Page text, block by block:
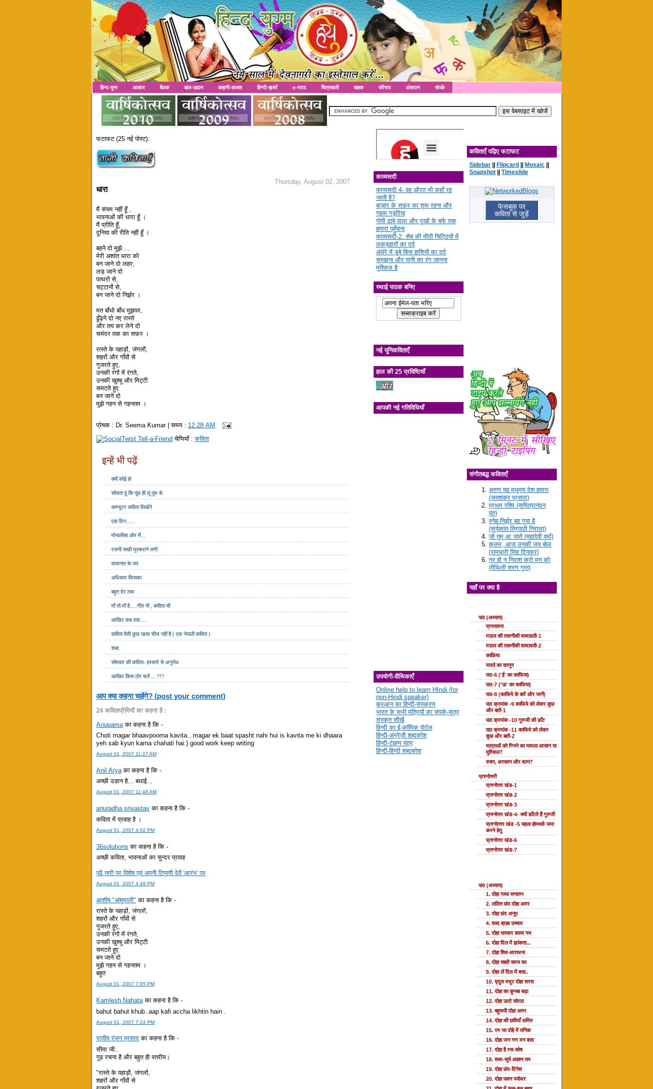
हिन्द-युग्म आवाज बैठक बाल-उद्यान कहानी-कलश हिन्दी-ख़बरें e-मदद चित्रावली वाहक परिचय अंशदान संपर्क
फटाफट (25 नई पोस्ट):
Thursday, August 02, 2007
धारा
मैं संयम नहीं हूँ ,
भावनाओं की धारा हूँ ।
मैं प्रीति हूँ,
दुनिया की रीति नहीं हूँ ।
बहने दो मुझे …
मेरी अशांत धारा को
बन जाने दो लहर;
लड़ जाने दो
पत्थरों से,
चट्टानों से,
बन जाने दो निर्झर ।
मत बाँधो बाँध मुझपर,
ढूँढ़ने दो नए रास्ते
और तय कर लेने दो
समंदर तक का सफ़र ।
रास्ते के पहाड़ों, जंगलों,
शहरों और गाँवों से
गुजरते हुए,
उनकी रंगों में रंगते,
उनकी खुश्बू और मिट्टी
समटते हुए
बन जाने दो
मुझे गहन से गहनतम ।
प्रेषक : Dr. Seema Kumar | समय : 12:28 AM
चेप्पियाँ :कविता
इन्हें भी पढ़ें
क्यों कोई हो
सोचता हूं कि पूछ ही लूं तुम से
कम्प्यूटर कविता लिखेंगे
एक दिन......
मोनालीसा और मैं...
रजनी सखी मुस्कराने लगी
कायनात के पार
अधिकार किसका
बहुत देर तक
माँ तो माँ है.....गीत भी , कविता भी
आखिर कब तक.....
कविता वैसी कुछ खास चीज नहीं है ( एक नेपाली कविता )
शब्द
सोमवार की कविता- हरकारे से अनुरोध
आखिर किस ठोर चलें ... ???
आप क्या कहना चाहेंगे? (post your comment)
24 कविताप्रेमियों का कहना है :
Anupama का कहना है कि -
Choti magar bhaavpoorna kavita...magar ek baat spasht nahi hui is kavita me ki dhaara
yeh sab kyun karna chahati hai:) good work keep writing
August 01, 2007 11:27 AM
Anil Arya का कहना है कि -
अच्छी उडान है... बधाई...
August 01, 2007 11:48 AM
anuradha srivastav का कहना है कि -
कविता में प्रवाह है ।
August 01, 2007 4:02 PM
36solutions का कहना है कि -
अच्‍छी कविता, भावनाओं का सुन्‍दर प्रवाह
पढें नारी पर विशेष एवं अपनी टिप्‍पणी देवें 'आरंभ' पर
August 01, 2007 4:49 PM
आशीष "अंशुमाली" का कहना है कि -
रास्ते के पहाड़ों, जंगलों,
शहरों और गाँवों से
गुजरते हुए,
उनकी रंगों में रंगते,
उनकी खुश्बू और मिट्टी
समटते हुए
बन जाने दो
मुझे गहन से गहनतम ।
बहुत
August 01, 2007 7:05 PM
Kamlesh Nahataका कहना है कि -
bahut bahut khub..aap kafi accha likhtin hain .
August 01, 2007 7:24 PM
राजीव रंजन प्रसाद का कहना है कि -
सीमा जी..
गूढ रचना है और बहुत ही स्तरीय।
"रास्ते के पहाड़ों, जंगलों,
शहरों और गाँवों से
काव्यसदी
काव्यसदी 4- वह औरत भी कहाँ रह
जाती है?
बाज़ार के सफ़र का शुरू रहना और
गहरू गड़रिया
गोपी ढाबे वाला और दुखों के बर्फ तक
हमारा पहुँचना
काव्यसदी-2: सेब की मीठी चिट्ठियों में
लकड़हारों का दर्द
अंधेरे में डूबे बिना हाशियों का दर्द
समझना और पानी का रंग जानना
मुश्किल है
स्थाई पाठक बनिए
नई यूनिकविताएँ
हाल की 25 प्रविष्टियाँ
आपकी नई गतिविधियाँ
उपयोगी-वीथिकाएँ
Online help to learn HIndi (for
non-Hindi speaker)
कुरआन का हिन्दी-संस्करण
भारत के सभी मंत्रियों का संपर्क-सूत्र
संस्कृत सीखें
हिन्दी का ई-कॉमिक पोर्टल
हिन्दी-अंग्रेज़ी शब्दकोश
हिन्दी-टंकण यंत्र
हिन्दी-हिन्दी शब्दकोश
कविताएँ पढ़िए फटाफट
Sidebar ||Flipcard ||Mosaic ||
Snapshot ||Timeslide
फेसबुक पर
कविता से जुड़ें
संगीतबद्ध कविताएँ
अरुण यह मधुमय देश हमारा
(जयशंकर प्रसाद)
प्रथम रश्मि (सुमित्रानंदन
पंत)
स्नेह-निर्झर बह गया है
(सूर्यकांत त्रिपाठी निराला)
जो तुम आ जाते (महादेवी वर्मा)
कलम, आज उनकी जय बोल
(रामधारी सिंह दिनकर)
नर हो न निराश करो मन को
(मैथिली शरण गुप्त)
यहाँ पर क्या है
पाठ (अध्याय)
प्रस्तावना
ग़ज़ल की तकनीकी शब्दावली-1
ग़ज़ल की तकनीकी शब्दावली-2
काफ़िया
मतले का कानून
पाठ-6 ('ई' का काफिया)
पाठ-7 ('ऊ' का काफिया)
पाठ-8 (काफिये के बारें और जानें)
पाठ क्रमांक -9 काफिये को लेकर कुछ
और बातें-1
पाठ क्रमांक -10 गुरुजी की डाँट
पाठ क्रमांक -11 काफिये को लेकर
कुछ और बातें-2
मात्राओं को गिनने का मामला आसान या
मुश्किल?
रुक्न, अरकान और वज़्न?
प्रश्नोत्तरी
प्रश्नोत्तर खंड-1
प्रश्नोत्तर खंड-2
प्रश्नोत्तर खंड-3
प्रश्नोत्तर खंड-4- क्यों डाँटते हैं गुरुजी
प्रश्‍नोत्‍तर खंड -5 पहला होमवर्क जमा
करने हेतु
प्रश्नोत्तर खंड-6
प्रश्नोत्तर खंड-7
पाठ (अध्याय)
1. दोहा गाथा सनातन
2. ललित छंद दोहा अमर
3. दोहा छंद अनूप
4. शब्द ब्रह्म उच्चार
5. दोहा भास्कर काव्य नभ
6. दोहा दिल में झांकता...
7. दोहा शिव-आराधना
8. दोहा साक्षी समय का
9. दोहा लें दिल में बसा..
10. मृदुल मधुर दोहा सरस
11. दोहा का कुनबा बड़ा
12. दोहा उल्टे सोरठा
13. बहुरूपी दोहा अमर
14. दोहा की छवियाँ अमित
15. रम जा दोहे में तनिक
16. दोहा जन गण मन बसा
17. दोहा है रस-कोष
18. शब्द-सूर्य अज्ञान तम
19. दोहा छंद-दिनेश
20. दोहा पावन पयोधर